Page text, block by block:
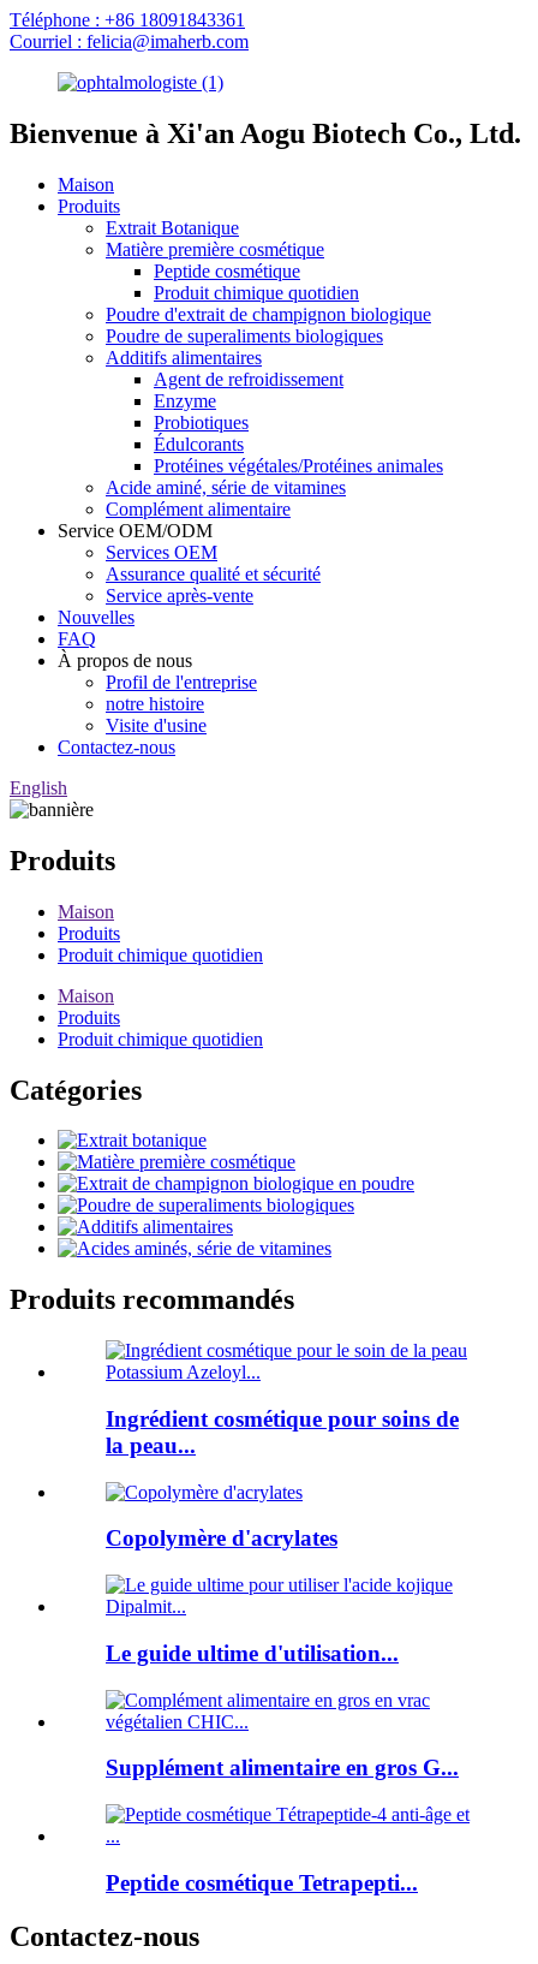
Téléphone : +86 18091843361
Courriel : felicia@imaherb.com
Bienvenue à Xi'an Aogu Biotech Co., Ltd.
Maison
Produits
Extrait Botanique
Matière première cosmétique
Peptide cosmétique
Produit chimique quotidien
Poudre d'extrait de champignon biologique
Poudre de superaliments biologiques
Additifs alimentaires
Agent de refroidissement
Enzyme
Probiotiques
Édulcorants
Protéines végétales/Protéines animales
Acide aminé, série de vitamines
Complément alimentaire
Service OEM/ODM
Services OEM
Assurance qualité et sécurité
Service après-vente
Nouvelles
FAQ
À propos de nous
Profil de l'entreprise
notre histoire
Visite d'usine
Contactez-nous
English
Produits
Maison
Produits
Produit chimique quotidien
Maison
Produits
Produit chimique quotidien
Catégories
Produits recommandés
Ingrédient cosmétique pour soins de
la peau...
Copolymère d'acrylates
Le guide ultime d'utilisation...
Supplément alimentaire en gros G...
Peptide cosmétique Tetrapepti...
Contactez-nous